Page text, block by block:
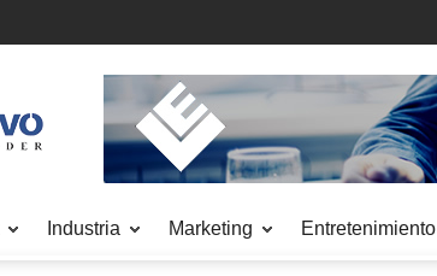
Industria Marketing Entretenimiento